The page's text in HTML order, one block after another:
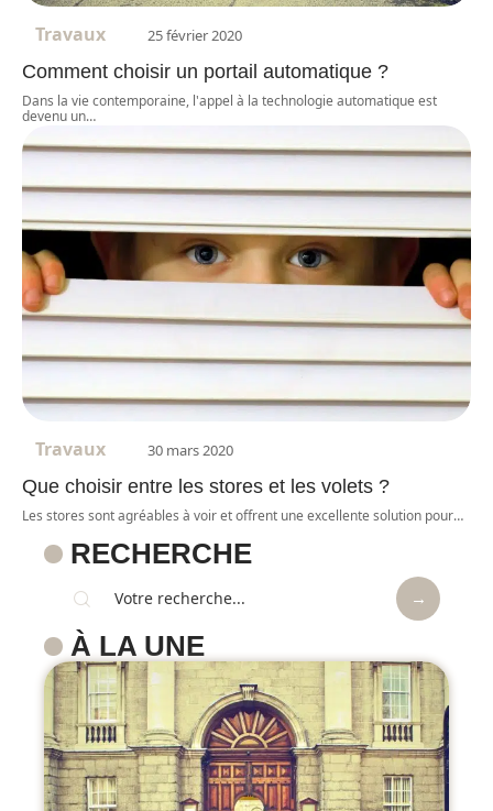
Travaux 25 février 2020
Comment choisir un portail automatique ?
Dans la vie contemporaine, l'appel à la technologie automatique est
devenu un…
Travaux 30 mars 2020
Que choisir entre les stores et les volets ?
Les stores sont agréables à voir et offrent une excellente solution pour…
RECHERCHE
À LA UNE